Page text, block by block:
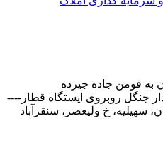
به فومن جاده جیرده
جنگل روبروی ایستگاه قطار----